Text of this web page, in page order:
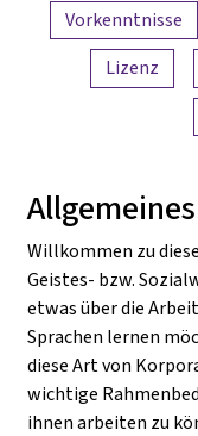
Vorkenntnisse
Lizenz
Allgemeines
Willkommen zu
Geistes- bzw.
etwas über die
Sprachen lernen
diese Art von
wichtige
ihnen arbeiten zu